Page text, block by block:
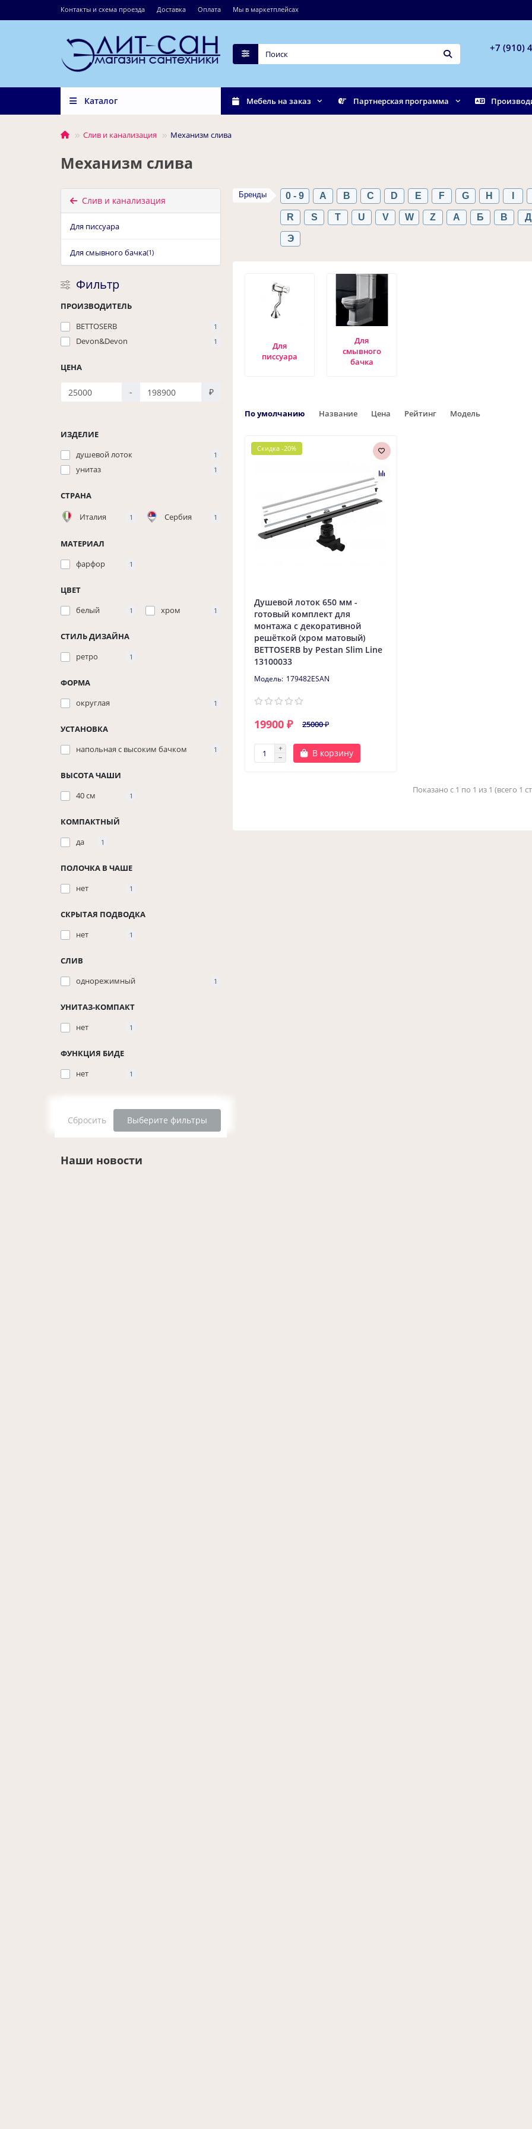
Контакты и схема проезда Доставка Оплата Мы в маркетплейсах
+7 (910)
Каталог Мебель на заказ Партнерская программа
Слив и канализация Механизм слива
Механизм слива
Слив и канализация
Для писсуара
Для смывного бачка(1)
Фильтр
ПРОИЗВОДИТЕЛЬ
BETTOSERB
1
Devon&Devon 1
ЦЕНА
- ₽
ИЗДЕЛИЕ
душевой лоток
1
унитаз 1
СТРАНА
Италия
1 Сербия 1
МАТЕРИАЛ
фарфор
1
ЦВЕТ
белый
1 хром 1
СТИЛЬ ДИЗАЙНА
ретро
1
ФОРМА
округлая
1
УСТАНОВКА
напольная с высоким бачком
1
ВЫСОТА ЧАШИ
40 см
1
КОМПАКТНЫЙ
да
1
ПОЛОЧКА В ЧАШЕ
нет
1
СКРЫТАЯ ПОДВОДКА
нет
1
СЛИВ
однорежимный
1
УНИТАЗ-КОМПАКТ
нет
1
ФУНКЦИЯ БИДЕ
нет
1
Сбросить Выберите фильтры
Наши новости
Бренды 0 - 9 A B C D E F G H
R S T U V W Z А Б В Д
Э
Для
писсуара
Для
смывного
бачка
По умолчанию Название Цена Рейтинг Модель
Скидка -20%
Душевой лоток 650 мм -
готовый комплект для
монтажа с декоративной
решёткой (хром матовый)
BETTOSERB by Pestan Slim Line
13100033
179482ESAN
19900 ₽ 25000 ₽
В корзину
Показано с 1 по 1 из 1 (всего 1